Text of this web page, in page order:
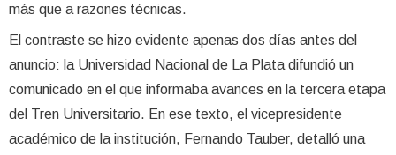
más que a razones técnicas.
El contraste se hizo evidente apenas dos días antes del
anuncio: la Universidad Nacional de La Plata difundió un
comunicado en el que informaba avances en la tercera etapa
del Tren Universitario. En ese texto, el vicepresidente
académico de la institución, Fernando Tauber, detalló una